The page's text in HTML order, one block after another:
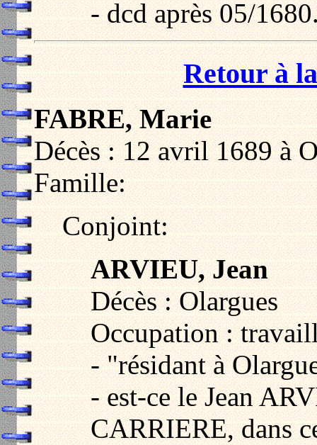
- dcd après 05/
Retour à
FABRE, Marie
Décès : 12 avril 1689 à
Famille:
Conjoint:
ARVIEU, Jean
Décès : Olargues
Occupation :
- "résidant à
- est-ce le Jean
CARRIERE, dans